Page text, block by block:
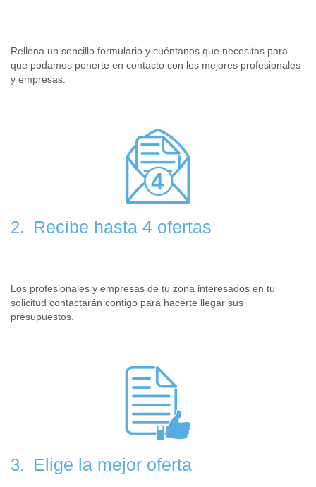
Rellena un sencillo formulario y cuéntanos que necesitas para
que podamos ponerte en contacto con los mejores profesionales
y empresas.
2. Recibe hasta 4 ofertas
Los profesionales y empresas de tu zona interesados en tu
solicitud contactarán contigo para hacerte llegar sus
presupuestos.
3. Elige la mejor oferta